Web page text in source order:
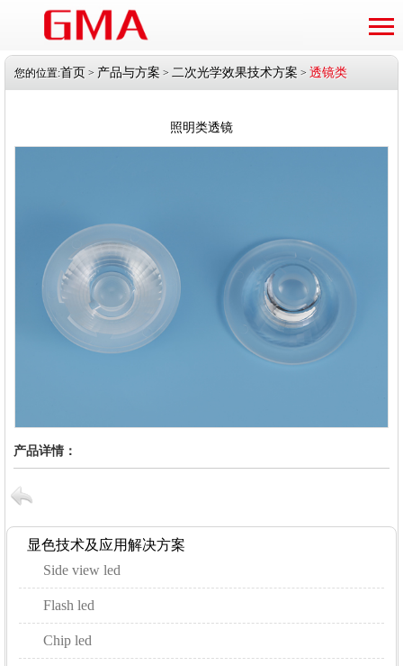
您的位置:首页 > 产品与方案 > 二次光学效果技术方案 > 透镜类
照明类透镜
产品详情：
显色技术及应用解决方案
Side view led
Flash led
Chip led